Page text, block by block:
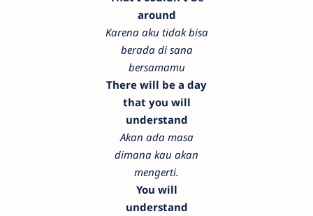
around
Karena aku tidak bisa
berada di sana
bersamamu
There will be a day
that you will
understand
Akan ada masa
dimana kau akan
mengerti.
You will
understand